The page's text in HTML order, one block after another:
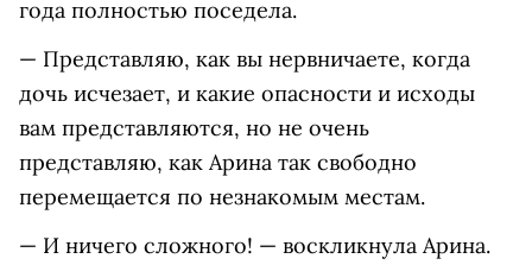
года полностью поседела.
— Представляю, как вы нервничаете, когда
дочь исчезает, и какие опасности и исходы
вам представляются, но не очень
представляю, как Арина так свободно
перемещается по незнакомым местам.
— И ничего сложного! — воскликнула Арина.